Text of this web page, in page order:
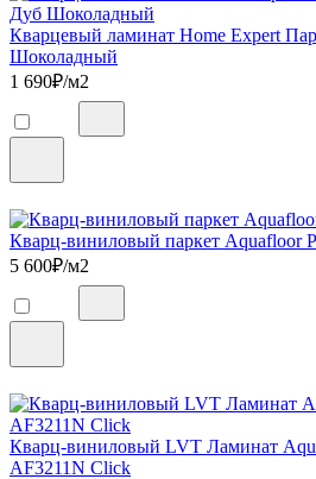
Кварцевый ламинат Home Expert
Шоколадный
1 690₽/м2
Кварц-виниловый паркет Aquafloor
5 600₽/м2
Кварц-виниловый LVT Ламинат
AF3211N Click